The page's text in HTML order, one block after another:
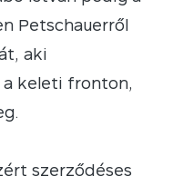
Petschauerről
aki
a keleti fronton,
szerződéses